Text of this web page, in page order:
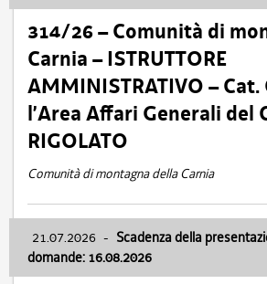
314/26 – Comunità di
Carnia – ISTRUTTORE
AMMINISTRATIVO – Cat.
l’Area Affari Generali del
RIGOLATO
Comunità di montagna della Carnia
21.07.2026 - Scadenza della
domande: 16.08.2026